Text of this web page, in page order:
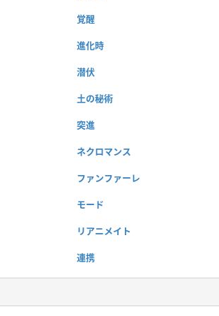
覚醒
進化時
潜伏
土の秘術
突進
ネクロマンス
ファンファーレ
モード
リアニメイト
連携